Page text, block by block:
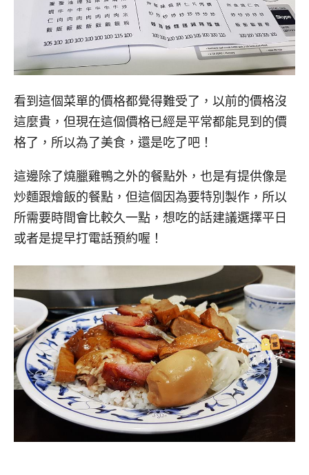
看到這個菜單的價格都覺得難受了，以前的價格沒
這麼貴，但現在這個價格已經是平常都能見到的價
格了，所以為了美食，還是吃了吧！
這邊除了燒臘雞鴨之外的餐點外，也是有提供像是
炒麵跟燴飯的餐點，但這個因為要特別製作，所以
所需要時間會比較久一點，想吃的話建議選擇平日
或者是提早打電話預約喔！